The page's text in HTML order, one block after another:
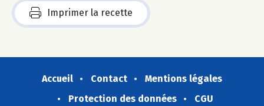
Imprimer la recette
Accueil Contact
Mentions légales
Protection des données
CGU